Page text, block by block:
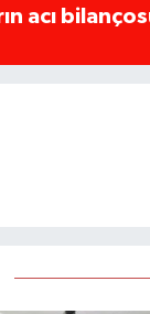
acı